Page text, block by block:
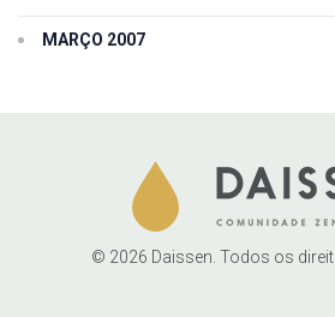
MARÇO 2007
© 2026 Daissen. Todos os